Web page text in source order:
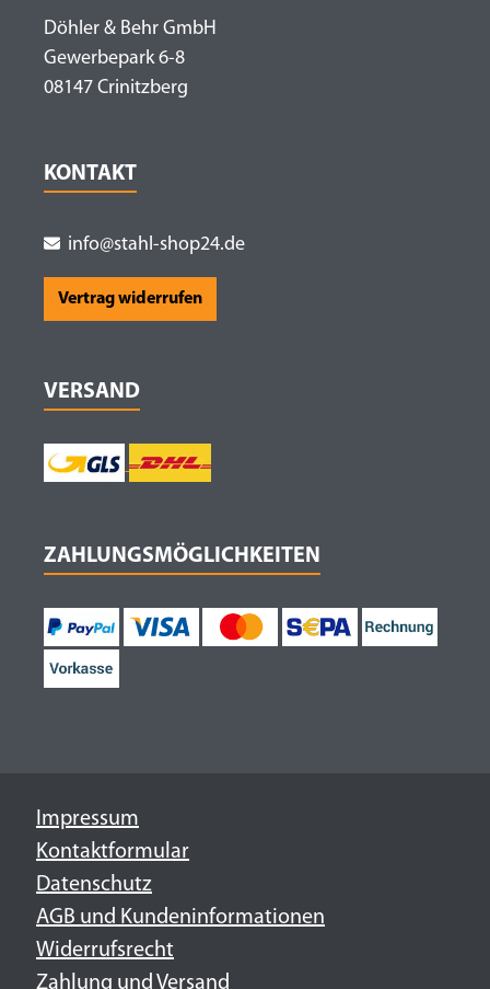
Döhler & Behr GmbH
Gewerbepark 6-8
08147 Crinitzberg
KONTAKT
info@stahl-shop24.de
Vertrag widerrufen
VERSAND
ZAHLUNGSMÖGLICHKEITEN
Impressum
Kontaktformular
Datenschutz
AGB und Kundeninformationen
Widerrufsrecht
Zahlung und Versand